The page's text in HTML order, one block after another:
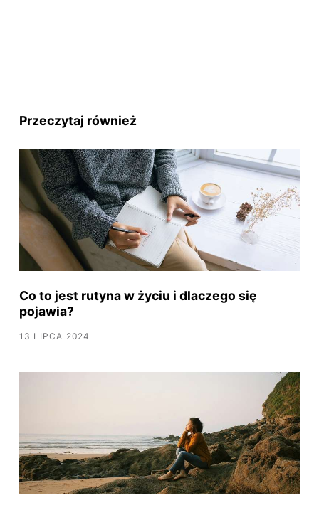
Przeczytaj również
Co to jest rutyna w życiu i dlaczego się
pojawia?
13 LIPCA 2024